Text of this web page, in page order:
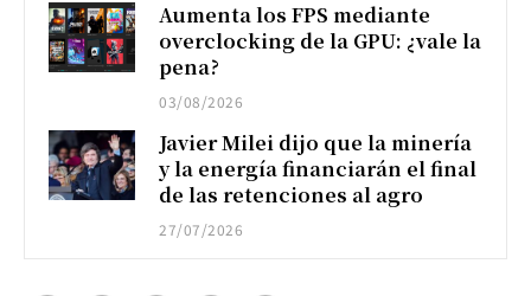
Aumenta los FPS mediante
overclocking de la GPU: ¿vale la
pena?
03/08/2026
Javier Milei dijo que la minería
y la energía financiarán el final
de las retenciones al agro
27/07/2026